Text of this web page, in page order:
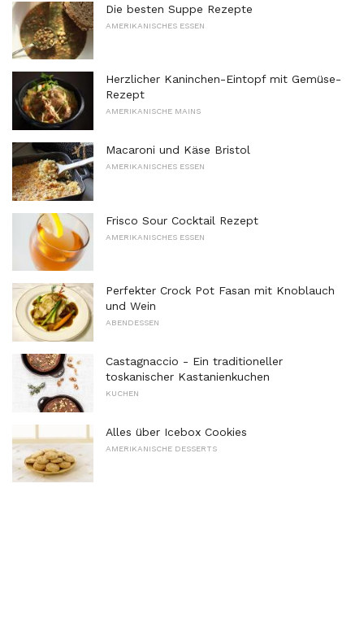
Die besten Suppe Rezepte
AMERIKANISCHES ESSEN
Herzlicher Kaninchen-Eintopf mit Gemüse-
Rezept
AMERIKANISCHE MAINS
Macaroni und Käse Bristol
AMERIKANISCHES ESSEN
Frisco Sour Cocktail Rezept
AMERIKANISCHES ESSEN
Perfekter Crock Pot Fasan mit Knoblauch
und Wein
ABENDESSEN
Castagnaccio - Ein traditioneller
toskanischer Kastanienkuchen
KUCHEN
Alles über Icebox Cookies
AMERIKANISCHE DESSERTS